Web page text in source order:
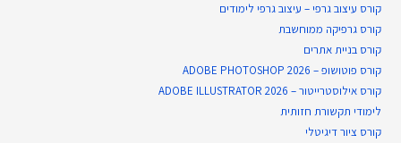
קורס עיצוב גרפי – עיצוב גרפי לימודים
קורס גרפיקה ממוחשבת
קורס בניית​ אתרים
קורס פוטושופ – ADOBE PHOTOSHOP 2026
קורס אילוסטרייטור – ADOBE ILLUSTRATOR 2026
לימודי תקשורת חזותית
קורס ציור דיגיטלי